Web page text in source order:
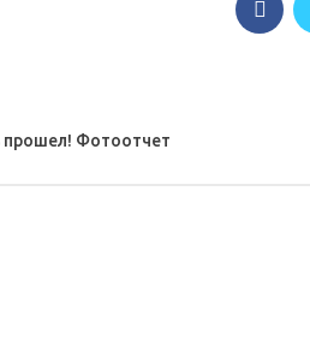
прошел! Фотоотчет